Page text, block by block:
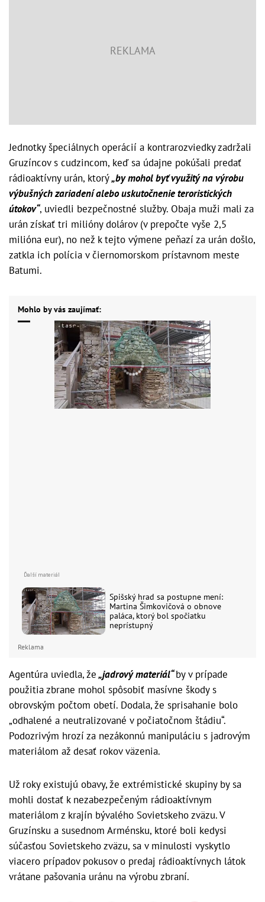
Jednotky špeciálnych operácií a kontrarozviedky zadržali
Gruzíncov s cudzincom, keď sa údajne pokúšali predať
rádioaktívny urán, ktorý„by mohol byť využitý na výrobu
výbušných zariadení alebo uskutočnenie teroristických
útokov“, uviedli bezpečnostné služby. Obaja muži mali za
urán získať tri milióny dolárov (v prepočte vyše 2,5
milióna eur), no než k tejto výmene peňazí za urán došlo,
zatkla ich polícia v čiernomorskom prístavnom meste
Batumi.
Mohlo by vás zaujímať:
Spišský hrad sa postupne mení:
Martina Šimkovičová o obnove
paláca, ktorý bol spočiatku
neprístupný
Reklama
Agentúra uviedla, že„jadrový materiál“by v prípade
použitia zbrane mohol spôsobiť masívne škody s
obrovským počtom obetí. Dodala, že sprisahanie bolo
„odhalené a neutralizované v počiatočnom štádiu“.
Podozrivým hrozí za nezákonnú manipuláciu s jadrovým
materiálom až desať rokov väzenia.
Už roky existujú obavy, že extrémistické skupiny by sa
mohli dostať k nezabezpečeným rádioaktívnym
materiálom z krajín bývalého Sovietskeho zväzu. V
Gruzínsku a susednom Arménsku, ktoré boli kedysi
súčasťou Sovietskeho zväzu, sa v minulosti vyskytlo
viacero prípadov pokusov o predaj rádioaktívnych látok
vrátane pašovania uránu na výrobu zbraní.